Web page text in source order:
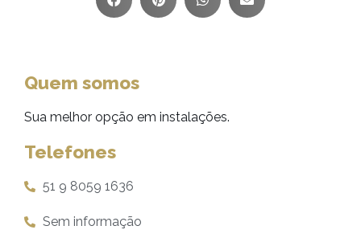
Quem somos
Sua melhor opção em instalações.
Telefones
51 9 8059 1636
Sem informação